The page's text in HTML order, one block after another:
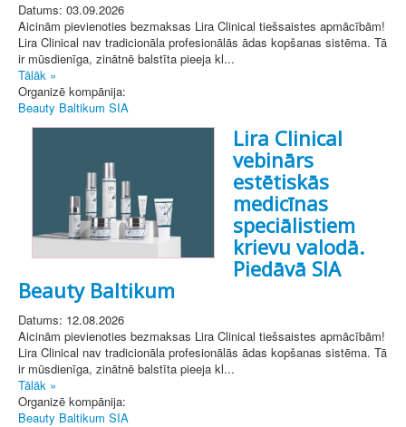
Datums: 03.09.2026
Aicinām pievienoties bezmaksas Lira Clinical tiešsaistes apmācībām!
Lira Clinical nav tradicionāla profesionālās ādas kopšanas sistēma. Tā
ir mūsdienīga, zinātnē balstīta pieeja kl...
Tālāk »
Organizē kompānija:
Beauty Baltikum SIA
Lira Clinical
vebinārs
estētiskās
medicīnas
speciālistiem
krievu valodā.
Piedāvā SIA
Beauty Baltikum
Datums: 12.08.2026
Aicinām pievienoties bezmaksas Lira Clinical tiešsaistes apmācībām!
Lira Clinical nav tradicionāla profesionālās ādas kopšanas sistēma. Tā
ir mūsdienīga, zinātnē balstīta pieeja kl...
Tālāk »
Organizē kompānija:
Beauty Baltikum SIA